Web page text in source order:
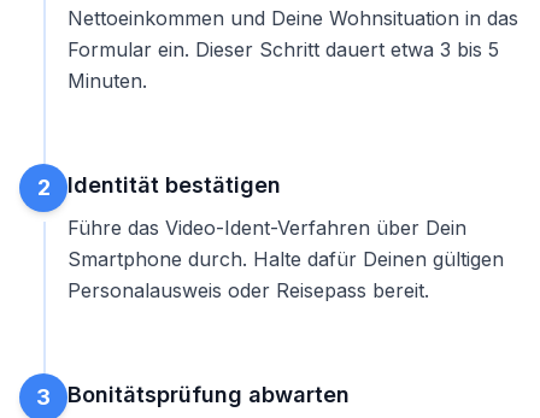
Nettoeinkommen und Deine Wohnsituation in das
Formular ein. Dieser Schritt dauert etwa 3 bis 5
Minuten.
2 Identität bestätigen
Führe das Video-Ident-Verfahren über Dein
Smartphone durch. Halte dafür Deinen gültigen
Personalausweis oder Reisepass bereit.
3 Bonitätsprüfung abwarten